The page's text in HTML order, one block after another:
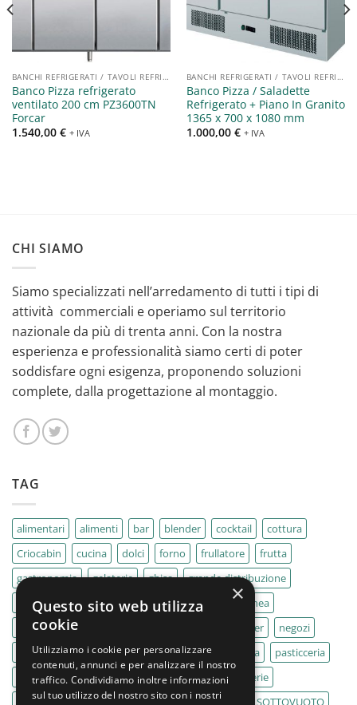
BANCHI REFRIGERATI / TAVOLI REFRIGERATI / SALADETTE
Banco Pizza refrigerato
ventilato 200 cm PZ3600TN
Forcar
1.540,00 € + IVA
BANCHI REFRIGERATI / TAVOLI REFRIGERATI / SALADETTE
Banco Pizza / Saladette
Refrigerato + Piano In Granito
1365 x 700 x 1080 mm
1.000,00 € + IVA
CHI SIAMO
Siamo specializzati nell’arredamento di tutti i tipi di
attività commerciali e operiamo sul territorio
nazionale da più di trenta anni. Con la nostra
esperienza e professionalità siamo certi di poter
soddisfare ogni esigenza, proponendo soluzioni
complete, dalla progettazione al montaggio.
TAG
alimentari alimenti bar blender cocktail
cottura
Criocabin
cucina dolci forno frullatore
frutta
gastronomia
gelaterie ghisa
grande distribuzione
IMPASTATRICE
impastatrici kebab
La Felsinea
MACELLERIA
mixer
negozi
Outlet
pane panifici panificio paninoteca
pasticceria
pasticcerie
pescherie pizza pizzeria
pizzerie
PLANETARIA
pub ristoranti ristorazione SOTTOVUOTO
×
Questo sito web utilizza
cookie
Utilizziamo i cookie per personalizzare
contenuti, annunci e per analizzare il nostro
traffico. Condividiamo inoltre informazioni
sul tuo utilizzo del nostro sito con i nostri